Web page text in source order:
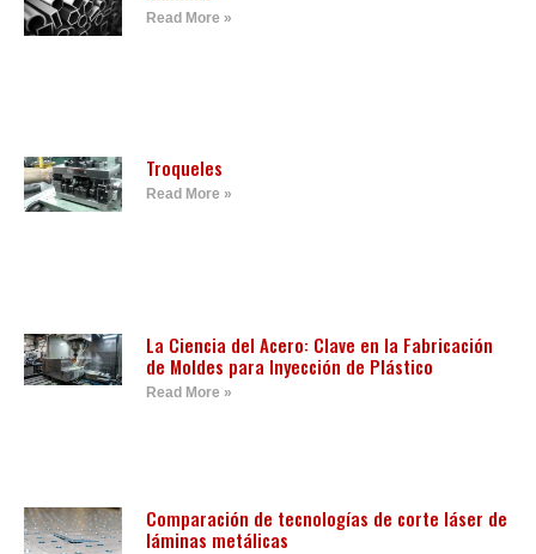
Read More »
Troqueles
Read More »
La Ciencia del Acero: Clave en la Fabricación
de Moldes para Inyección de Plástico
Read More »
Comparación de tecnologías de corte láser de
láminas metálicas